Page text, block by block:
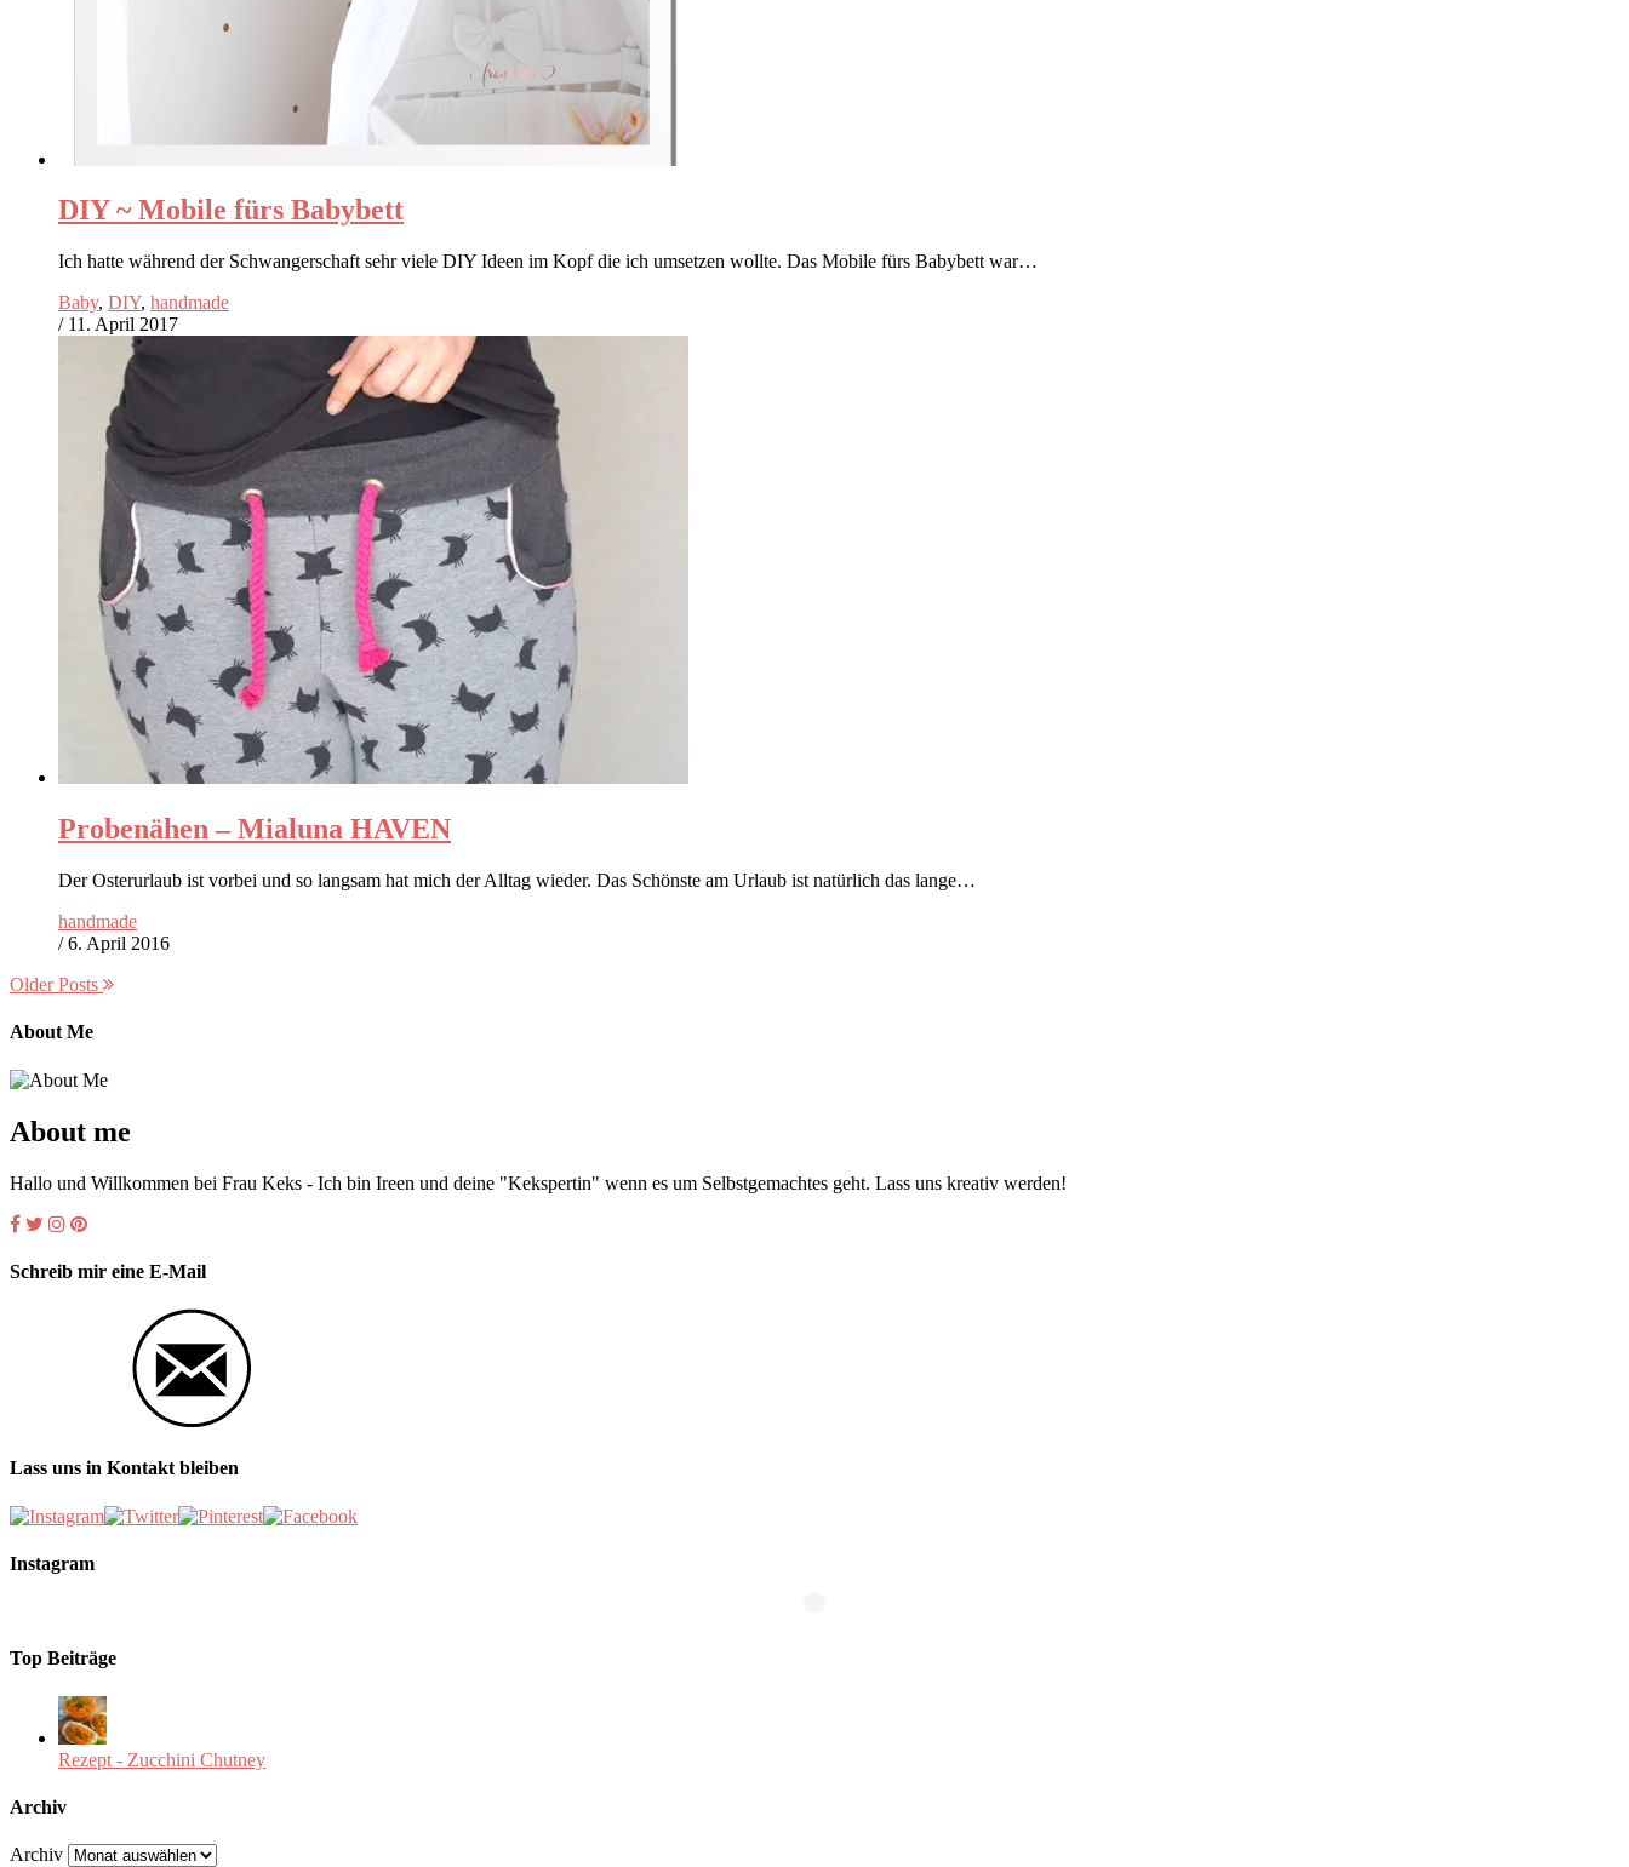
DIY ~ Mobile fürs Babybett
Ich hatte während der Schwangerschaft sehr viele DIY Ideen im Kopf die ich umsetzen wollte. Das Mobile fürs Babybett war…
Baby, DIY, handmade
/11. April 2017
Probenähen – Mialuna HAVEN
Der Osterurlaub ist vorbei und so langsam hat mich der Alltag wieder. Das Schönste am Urlaub ist natürlich das lange…
handmade
/6. April 2016
Older Posts
About Me
About me
Hallo und Willkommen bei Frau Keks - Ich bin Ireen und deine "Kekspertin" wenn es um Selbstgemachtes geht. Lass uns kreativ werden!
Schreib mir eine E-Mail
Lass uns in Kontakt bleiben
Instagram
Top Beiträge
Rezept - Zucchini Chutney
Archiv
Archiv